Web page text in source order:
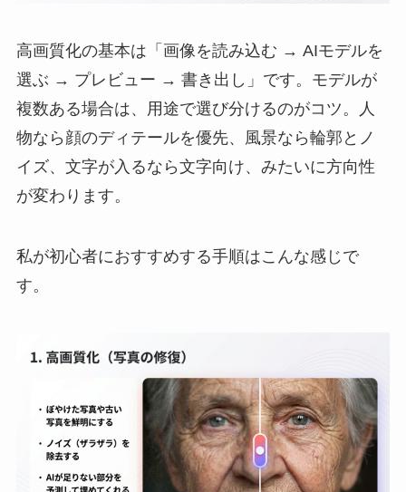
高画質化の基本は「画像を読み込む → AIモデルを
選ぶ → プレビュー → 書き出し」です。モデルが
複数ある場合は、用途で選び分けるのがコツ。人
物なら顔のディテールを優先、風景なら輪郭とノ
イズ、文字が入るなら文字向け、みたいに方向性
が変わります。
私が初心者におすすめする手順はこんな感じで
す。